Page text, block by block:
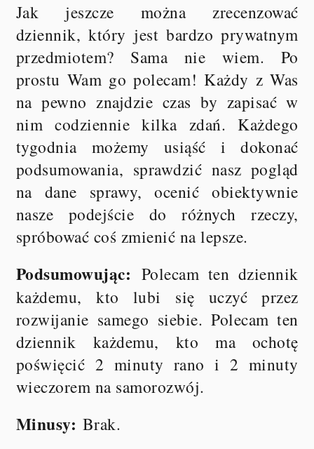
Jak jeszcze można zrecenzować
dziennik, który jest bardzo prywatnym
przedmiotem? Sama nie wiem. Po
prostu Wam go polecam! Każdy z Was
na pewno znajdzie czas by zapisać w
nim codziennie kilka zdań. Każdego
tygodnia możemy usiąść i dokonać
podsumowania, sprawdzić nasz pogląd
na dane sprawy, ocenić obiektywnie
nasze podejście do różnych rzeczy,
spróbować coś zmienić na lepsze.
Podsumowując: Polecam ten dziennik
każdemu, kto lubi się uczyć przez
rozwijanie samego siebie. Polecam ten
dziennik każdemu, kto ma ochotę
poświęcić 2 minuty rano i 2 minuty
wieczorem na samorozwój.
Minusy: Brak.